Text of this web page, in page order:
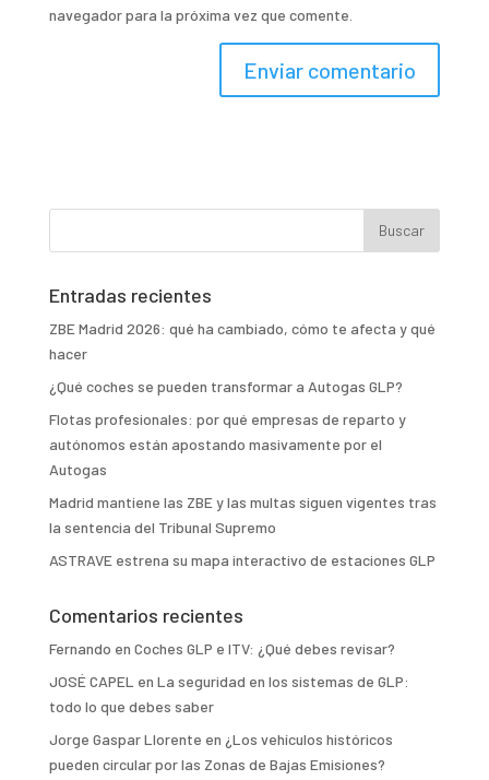
navegador para la próxima vez que comente.
Entradas recientes
ZBE Madrid 2026: qué ha cambiado, cómo te afecta y qué
hacer
¿Qué coches se pueden transformar a Autogas GLP?
Flotas profesionales: por qué empresas de reparto y
autónomos están apostando masivamente por el
Autogas
Madrid mantiene las ZBE y las multas siguen vigentes tras
la sentencia del Tribunal Supremo
ASTRAVE estrena su mapa interactivo de estaciones GLP
Comentarios recientes
Fernando en Coches GLP e ITV: ¿Qué debes revisar?
JOSÉ CAPEL en La seguridad en los sistemas de GLP:
todo lo que debes saber
Jorge Gaspar Llorente en ¿Los vehículos históricos
pueden circular por las Zonas de Bajas Emisiones?